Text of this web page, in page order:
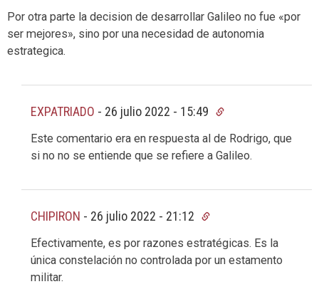
Por otra parte la decision de desarrollar Galileo no fue «por
ser mejores», sino por una necesidad de autonomia
estrategica.
EXPATRIADO - 26 julio 2022 - 15:49
Este comentario era en respuesta al de Rodrigo, que
si no no se entiende que se refiere a Galileo.
CHIPIRON - 26 julio 2022 - 21:12
Efectivamente, es por razones estratégicas. Es la
única constelación no controlada por un estamento
militar.